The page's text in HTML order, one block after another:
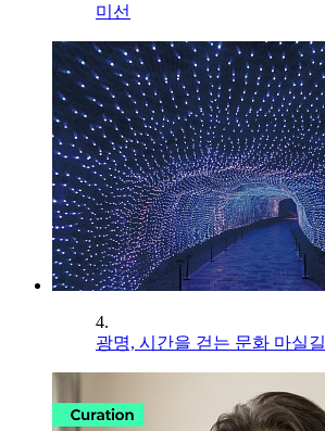
미선
4.
광명, 시간을 걷는 문화 마실길